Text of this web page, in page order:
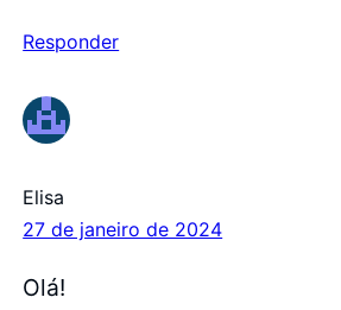
Responder
Elisa
27 de janeiro de 2024
Olá!